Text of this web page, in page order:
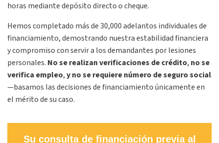
horas mediante depósito directo o cheque.
Hemos completado más de 30,000 adelantos individuales de
financiamiento, demostrando nuestra estabilidad financiera
y compromiso con servir a los demandantes por lesiones
personales. No se realizan verificaciones de crédito, no se
verifica empleo,y no se requiere número de seguro social
—basamos las decisiones de financiamiento únicamente en
el mérito de su caso.
Su consulta de financiación previa al